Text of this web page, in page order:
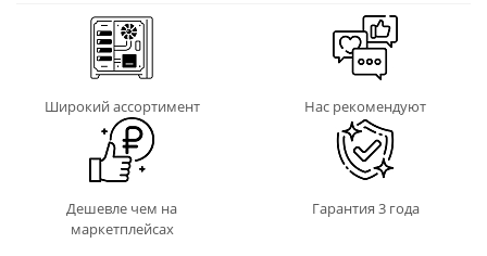
Широкий ассортимент Нас рекомендуют
Дешевле чем на
маркетплейсах
Гарантия 3 года